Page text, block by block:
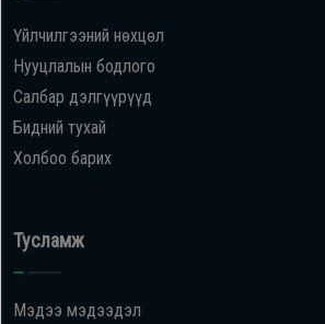
Үйлчилгээний нөхцөл
Нууцлалын бодлого
Салбар дэлгүүрүүд
Бидний тухай
Холбоо барих
Тусламж
Мэдээ мэдээдэл